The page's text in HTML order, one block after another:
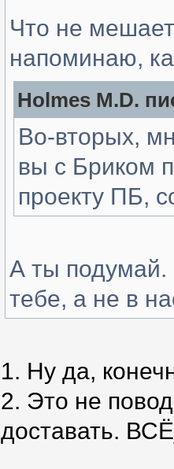
Что не
напоминаю,
Holmes M.D.
Во-вторых,
вы с Бриком
проекту ПБ,
А ты подумай.
тебе, а не в
1. Ну да,
2. Это не
доставать.